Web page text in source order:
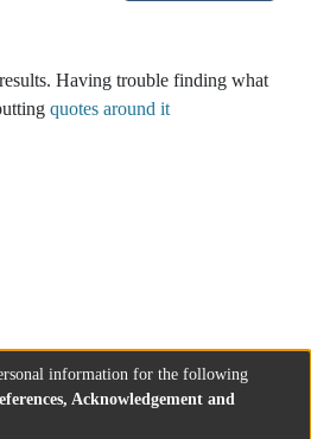
Having trouble finding what
quotes around it
information for the following
Acknowledgement and